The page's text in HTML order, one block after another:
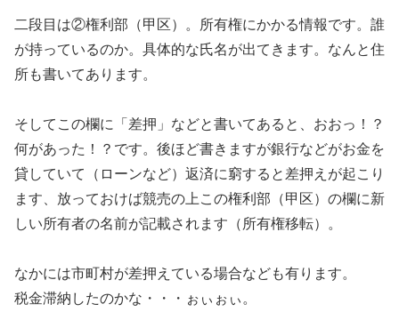
二段目は②権利部（甲区）。所有権にかかる情報です。誰
が持っているのか。具体的な氏名が出てきます。なんと住
所も書いてあります。
そしてこの欄に「差押」などと書いてあると、おおっ！？
何があった！？です。後ほど書きますが銀行などがお金を
貸していて（ローンなど）返済に窮すると差押えが起こり
ます、放っておけば競売の上この権利部（甲区）の欄に新
しい所有者の名前が記載されます（所有権移転）。
なかには市町村が差押えている場合なども有ります。
税金滞納したのかな・・・ぉぃぉぃ。